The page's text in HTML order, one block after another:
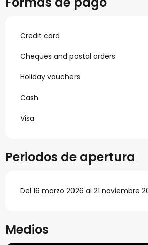
Credit card
Cheques and postal orders
Holiday vouchers
Cash
Visa
Periodos de apertura
Del 16 marzo 2026 al 21 noviembre
Medios